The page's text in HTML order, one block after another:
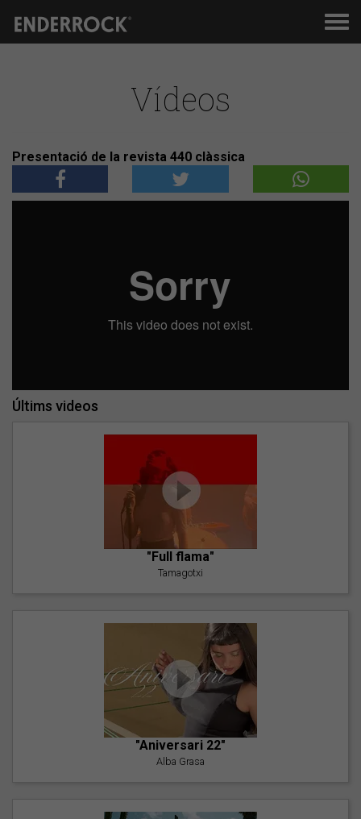
Vídeos
Presentació de la revista 440 clàssica
Últims videos
"Full flama"
Tamagotxi
"Aniversari 22"
Alba Grasa